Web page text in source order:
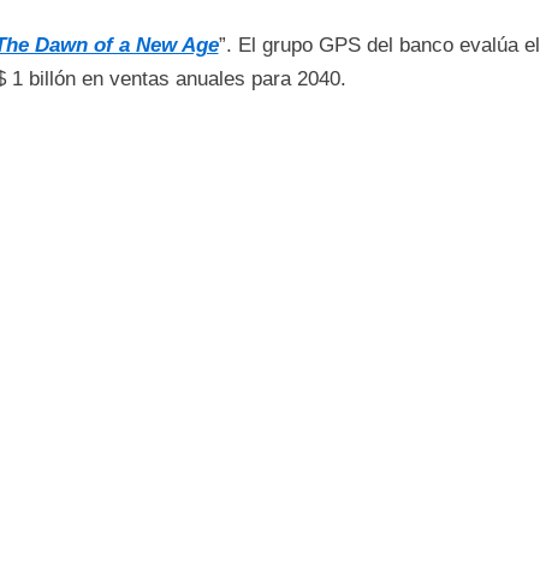
Dawn of a New Age”. El grupo GPS del banco evalúa el
billón en ventas anuales para 2040.